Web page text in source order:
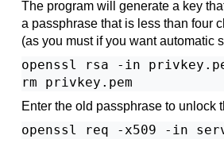
The program will generate a key
a passphrase that is less than four
(as you must if you want automatic
openssl rsa -in
rm privkey.pem
Enter the old passphrase to unlock
openssl req -x509 -in